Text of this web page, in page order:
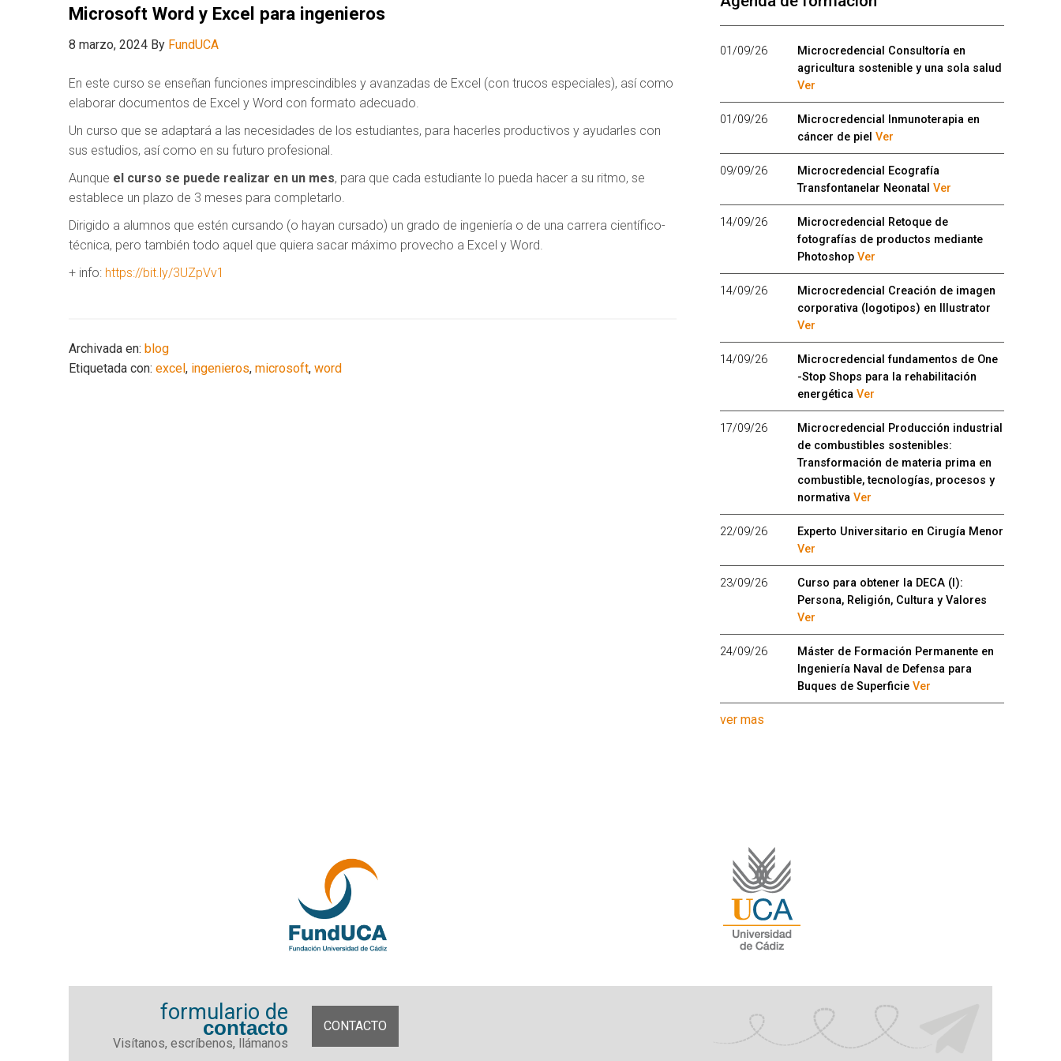
Microsoft Word y Excel para ingenieros
8 marzo, 2024 By FundUCA
En este curso se enseñan funciones imprescindibles y avanzadas de Excel (con trucos especiales), así como
elaborar documentos de Excel y Word con formato adecuado.
Un curso que se adaptará a las necesidades de los estudiantes, para hacerles productivos y ayudarles con
sus estudios, así como en su futuro profesional.
Aunque el curso se puede realizar en un mes, para que cada estudiante lo pueda hacer a su ritmo, se
establece un plazo de 3 meses para completarlo.
Dirigido a alumnos que estén cursando (o hayan cursado) un grado de ingeniería o de una carrera científico-
técnica, pero también todo aquel que quiera sacar máximo provecho a Excel y Word.
+ info: https://bit.ly/3UZpVv1
Archivada en: blog
Etiquetada con: excel, ingenieros, microsoft, word
01/09/26
Microcredencial Consultoría en
agricultura sostenible y una sola salud
Ver
01/09/26
Microcredencial Inmunoterapia en
cáncer de piel Ver
09/09/26
Microcredencial Ecografía
Transfontanelar Neonatal Ver
14/09/26
Microcredencial Retoque de
fotografías de productos mediante
Photoshop Ver
14/09/26
Microcredencial Creación de imagen
corporativa (logotipos) en Illustrator
Ver
14/09/26
Microcredencial fundamentos de One
-Stop Shops para la rehabilitación
energética Ver
17/09/26
Microcredencial Producción industrial
de combustibles sostenibles:
Transformación de materia prima en
combustible, tecnologías, procesos y
normativa Ver
22/09/26
Experto Universitario en Cirugía Menor
Ver
23/09/26
Curso para obtener la DECA (I):
Persona, Religión, Cultura y Valores
Ver
24/09/26
Máster de Formación Permanente en
Ingeniería Naval de Defensa para
Buques de Superficie Ver
ver mas
formulario de
contacto
Visítanos, escríbenos, llámanos
CONTACTO